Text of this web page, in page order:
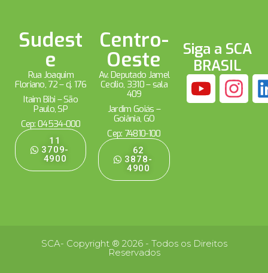
Sudest
e
Rua Joaquim
Floriano, 72 – cj. 176
Itaim Bibi – São
Paulo, SP
Cep: 04534-000
11
3709-
4900
Centro-
Oeste
Av. Deputado Jamel
Cecílio, 3310 – sala
409
Jardim Goiás –
Goiânia, GO
Cep: 74810-100
62
3878-
4900
Siga a SCA
BRASIL
SCA- Copyright ® 2026 - Todos os Direitos
Reservados